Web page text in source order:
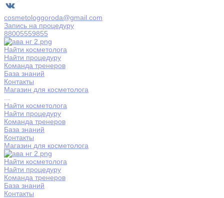
cosmetologgoroda@gmail.com
Запись на процедуру
88005559855
Найти косметолога
Найти процедуру
Команда тренеров
База знаний
Контакты
Магазин для косметолога
Найти косметолога
Найти процедуру
Команда тренеров
База знаний
Контакты
Магазин для косметолога
Найти косметолога
Найти процедуру
Команда тренеров
База знаний
Контакты